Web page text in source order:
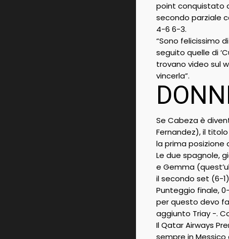
point conquistato
secondo parziale
4-6 6-3.
“Sono felicissimo
seguito quelle di
trovano video sul
vincerla”.
Se Cabeza è
Fernandez), il
la prima posizione
Le due spagnole,
e Gemma
il secondo set (6-
Punteggio finale,
per questo devo
aggiunto Triay -.
Il Qatar Airways
sempre in Messico